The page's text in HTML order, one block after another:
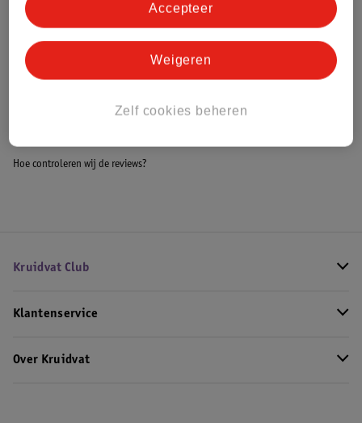
Bestel & Bezorginformatie
Hoe controleren wij de reviews?
Kruidvat Club
Klantenservice
Over Kruidvat
Zelf cookies beheren
Weigeren
Accepteer